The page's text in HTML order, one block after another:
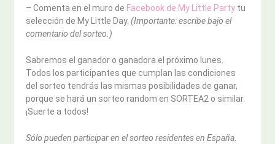
– Comenta en el muro de Facebook de My Little Party tu
selección de My Little Day. (Importante: escribe bajo el
comentario del sorteo.)
Sabremos el ganador o ganadora el próximo lunes.
Todos los participantes que cumplan las condiciones
del sorteo tendrás las mismas posibilidades de ganar,
porque se hará un sorteo random en SORTEA2 o similar.
¡Suerte a todos!
Sólo pueden participar en el sorteo residentes en España.